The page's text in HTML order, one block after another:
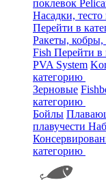
поклевок
Насадки, тесто
Перейти в
Ракеты, кобры,
Fish Перейти в
PVA System
категорию
Зерновые
категорию
Бойлы
плавучести
категорию